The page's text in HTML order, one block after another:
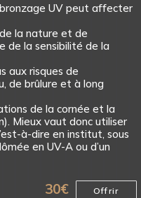
UV peut affecter
la nature et de
de la sensibilité de la
aux risques de
de brûlure et à long
de la cornée et la
Mieux vaut donc utiliser
à-dire en institut, sous
en UV-A ou d’un
30€ Offrir